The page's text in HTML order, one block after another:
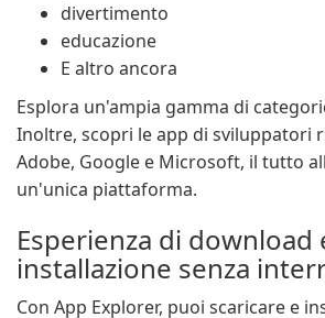
divertimento
educazione
E altro ancora
Esplora un'ampia gamma di
Inoltre, scopri le app di sviluppatori
Adobe, Google e Microsoft, il tutto
un'unica piattaforma.
Esperienza di download
installazione senza
Con App Explorer, puoi scaricare e